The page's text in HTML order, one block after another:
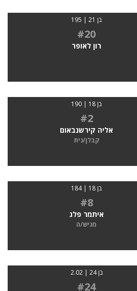
בן 21 | 195
#20
רון לאופר
בן 18 | 190
#2
אליה קירשנבאום
קבלן/נית
בן 18 | 184
#8
איתמר פלג
מגיש/ה
בן 24 | 2.02
#24